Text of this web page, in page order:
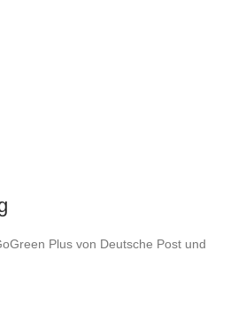
Plus von Deutsche Post und